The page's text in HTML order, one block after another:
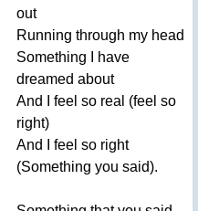
out
Running through my head
Something
have
dreamed about
And
feel so real (feel so
right)
And
feel so right
(Something you said).